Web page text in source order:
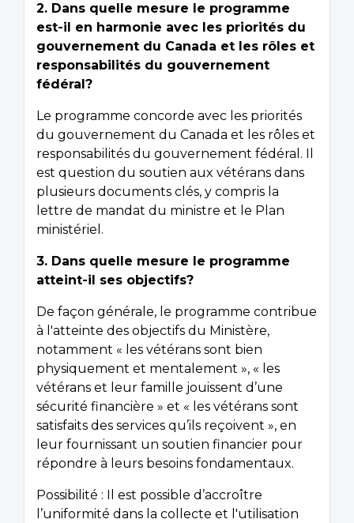
2. Dans quelle mesure le programme
est-il en harmonie avec les priorités du
gouvernement du Canada et les rôles et
responsabilités du gouvernement
fédéral?
Le programme concorde avec les priorités
du gouvernement du Canada et les rôles et
responsabilités du gouvernement fédéral. Il
est question du soutien aux vétérans dans
plusieurs documents clés, y compris la
lettre de mandat du ministre et le Plan
ministériel.
3. Dans quelle mesure le programme
atteint-il ses objectifs?
De façon générale, le programme contribue
à l'atteinte des objectifs du Ministère,
notamment « les vétérans sont bien
physiquement et mentalement », « les
vétérans et leur famille jouissent d’une
sécurité financière » et « les vétérans sont
satisfaits des services qu’ils reçoivent », en
leur fournissant un soutien financier pour
répondre à leurs besoins fondamentaux.
Possibilité : Il est possible d’accroître
l’uniformité dans la collecte et l'utilisation